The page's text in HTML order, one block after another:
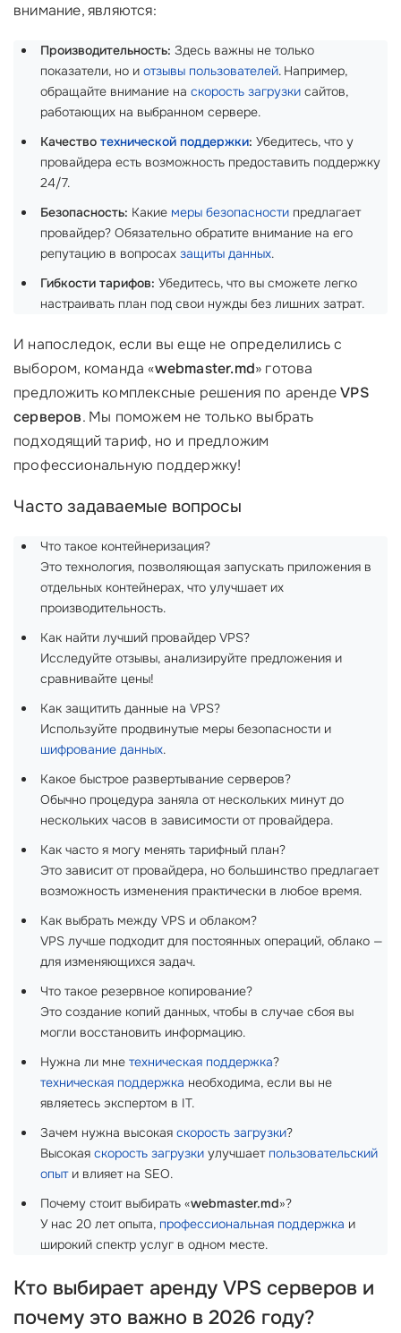
внимание, являются:
Производительность: Здесь важны не только
показатели, но и отзывы пользователей. Например,
обращайте внимание на скорость загрузки сайтов,
работающих на выбранном сервере.
Качество технической поддержки: Убедитесь, что у
провайдера есть возможность предоставить поддержку
24/7.
Безопасность: Какие меры безопасности предлагает
провайдер? Обязательно обратите внимание на его
репутацию в вопросах защиты данных.
Гибкости тарифов: Убедитесь, что вы сможете легко
настраивать план под свои нужды без лишних затрат.
И напоследок, если вы еще не определились с
выбором, команда «webmaster.md» готова
предложить комплексные решения по арендеVPS
серверов. Мы поможем не только выбрать
подходящий тариф, но и предложим
профессиональную поддержку!
Часто задаваемые вопросы
Что такое контейнеризация?
Это технология, позволяющая запускать приложения в
отдельных контейнерах, что улучшает их
производительность.
Как найти лучший провайдер VPS?
Исследуйте отзывы, анализируйте предложения и
сравнивайте цены!
Как защитить данные на VPS?
Используйте продвинутые меры безопасности и
шифрование данных.
Какое быстрое развертывание серверов?
Обычно процедура заняла от нескольких минут до
нескольких часов в зависимости от провайдера.
Как часто я могу менять тарифный план?
Это зависит от провайдера, но большинство предлагает
возможность изменения практически в любое время.
Как выбрать между VPS и облаком?
VPS лучше подходит для постоянных операций, облако —
для изменяющихся задач.
Что такое резервное копирование?
Это создание копий данных, чтобы в случае сбоя вы
могли восстановить информацию.
Нужна ли мне техническая поддержка?
техническая поддержка необходима, если вы не
являетесь экспертом в IT.
Зачем нужна высокая скорость загрузки?
Высокая скорость загрузки улучшает пользовательский
опыти влияет на SEO.
Почему стоит выбирать «webmaster.md»?
У нас 20 лет опыта, профессиональная поддержка и
широкий спектр услуг в одном месте.
Кто выбирает аренду VPS серверов и
почему это важно в 2026 году?